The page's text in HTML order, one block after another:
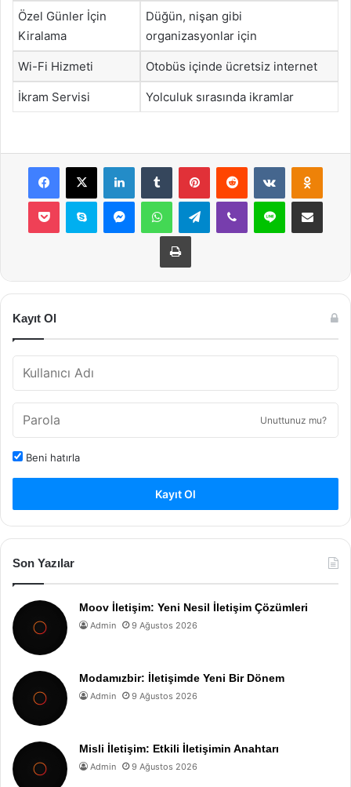
Özel Günler İçin
Kiralama
Düğün, nişan gibi
organizasyonlar için
Wi-Fi Hizmeti Otobüs içinde ücretsiz internet
İkram Servisi Yolculuk sırasında ikramlar
Facebook
X LinkedInTumblr PinterestReddit VKontakte
Pocket Skype MessengerWhatsAppTelegramViber Line E-Posta ile
Yazdır
Kayıt Ol
Unuttunuz mu?
Beni hatırla
Kayıt Ol
Son Yazılar
Moov İletişim: Yeni Nesil İletişim Çözümleri
Admin 9 Ağustos 2026
Modamızbir: İletişimde Yeni Bir Dönem
Admin 9 Ağustos 2026
Misli İletişim: Etkili İletişimin Anahtarı
Admin 9 Ağustos 2026